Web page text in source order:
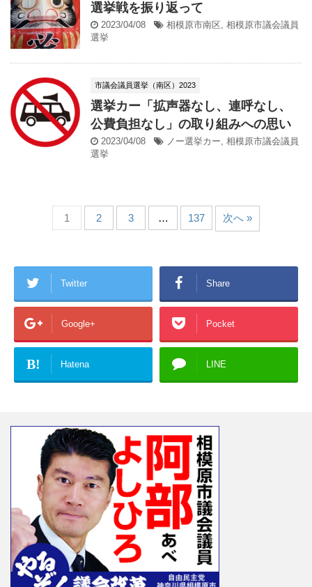
選挙戦を振り返って
2023/04/08 相模原市南区, 相模原市議会議員
選挙
市議会議員選挙（南区）2023
選挙カー「拡声器なし、連呼なし、
公費負担なし」の取り組みへの思い
2023/04/08 ノー選挙カー, 相模原市議会議員
選挙
1 2 3 … 137 次へ »
Twitter Share
Google+ Pocket
B! Hatena LINE